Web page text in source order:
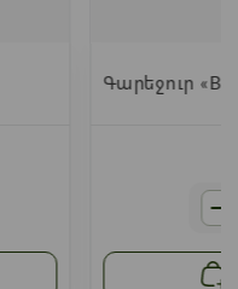
Գարեջուր